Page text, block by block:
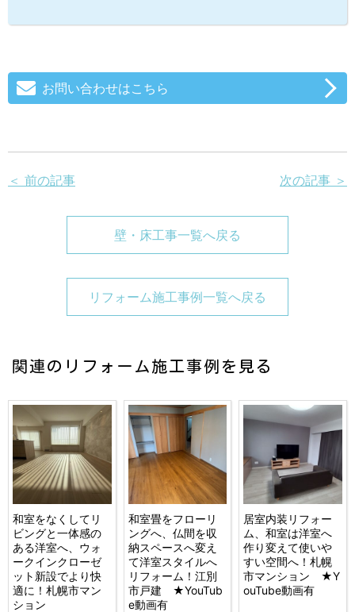
お問い合わせはこちら
＜ 前の記事 次の記事 ＞
壁・床工事一覧へ戻る
リフォーム施工事例一覧へ戻る
関連のリフォーム施工事例を見る
和室をなくしてリ
ビングと一体感の
ある洋室へ、ウォ
ークインクローゼ
ット新設でより快
適に！札幌市マン
ション
和室畳をフローリ
ングへ、仏間を収
納スペースへ変え
て洋室スタイルへ
リフォーム！江別
市戸建 ★YouTub
e動画有
居室内装リフォー
ム、和室は洋室へ
作り変えて使いや
すい空間へ！札幌
市マンション ★Y
ouTube動画有